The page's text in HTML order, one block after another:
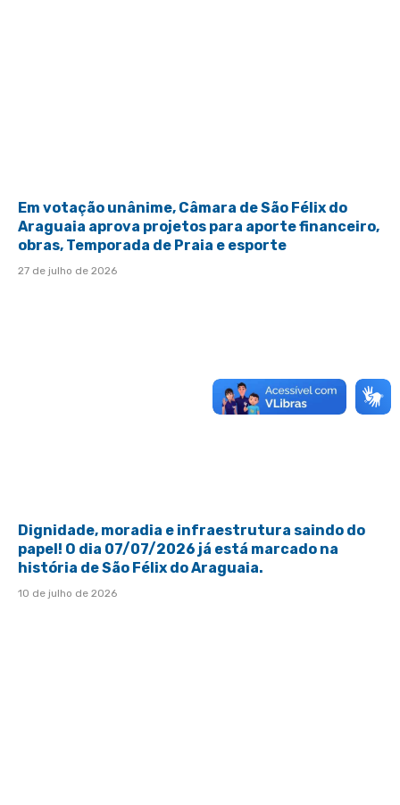
Em votação unânime, Câmara de São Félix do
Araguaia aprova projetos para aporte financeiro,
obras, Temporada de Praia e esporte
27 de julho de 2026
Dignidade, moradia e infraestrutura saindo do
papel! O dia 07/07/2026 já está marcado na
história de São Félix do Araguaia.
10 de julho de 2026